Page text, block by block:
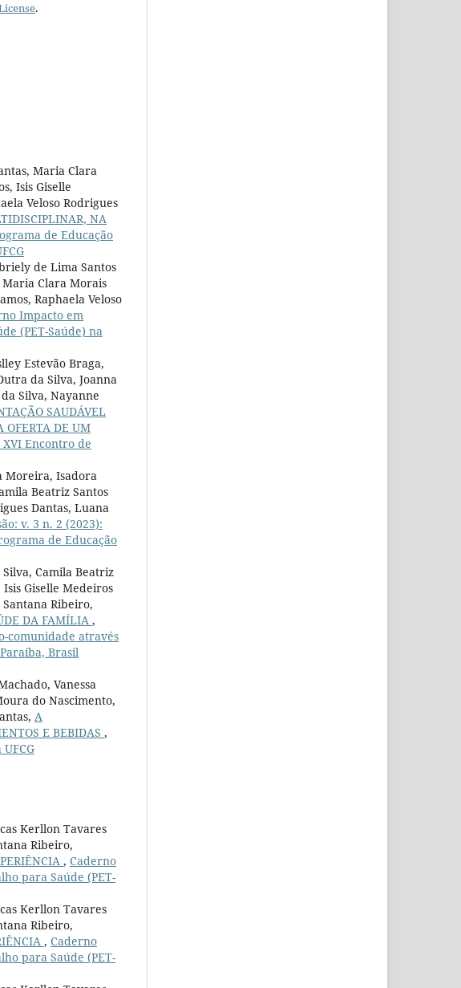
.
Maria Clara
Isis Giselle
Veloso Rodrigues
NA
de Educação
de Lima Santos
Maria Clara Morais
Raphaela Veloso
Impacto em
(PET-Saúde) na
Estevão Braga,
da Silva, Joanna
Silva, Nayanne
SAUDÁVEL
OFERTA DE UM
Encontro de
Moreira, Isadora
Beatriz Santos
Dantas, Luana
v. 3 n. 2 (2023):
de Educação
Camila Beatriz
Giselle Medeiros
Santana Ribeiro,
DA FAMÍLIA ,
comunidade através
Brasil
Vanessa
do Nascimento,
A
E BEBIDAS ,
Kerllon Tavares
Ribeiro,
, Caderno
para Saúde (PET-
Kerllon Tavares
Ribeiro,
, Caderno
para Saúde (PET-